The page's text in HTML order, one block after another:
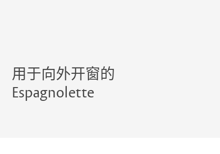
用于向外开窗的
Espagnolette